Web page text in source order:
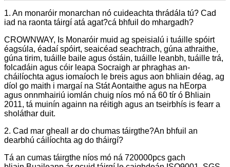
1. An monaróir monarchan nó cuideachta thrádála tú? Cad
iad na raonta táirgí atá agat?cá bhfuil do mhargadh?
CROWNWAY, Is Monaróir muid ag speisialú i tuáille spóirt
éagsúla, éadaí spóirt, seaicéad seachtrach, gúna athraithe,
gúna tirim, tuáille baile agus óstáin, tuáille leanbh, tuáille trá,
folcadáin agus cóir leapa Socraigh ar phraghas an-
cháilíochta agus iomaíoch le breis agus aon bhliain déag, ag
díol go maith i margaí na Stát Aontaithe agus na hEorpa
agus onnmhairiú iomlán chuig níos mó ná 60 tír ó Bhliain
2011, tá muinín againn na réitigh agus an tseirbhís is fearr a
sholáthar duit.
2. Cad mar gheall ar do chumas táirgthe?An bhfuil an
dearbhú cáilíochta ag do tháirgí?
Tá an cumas táirgthe níos mó ná 720000pcs gach